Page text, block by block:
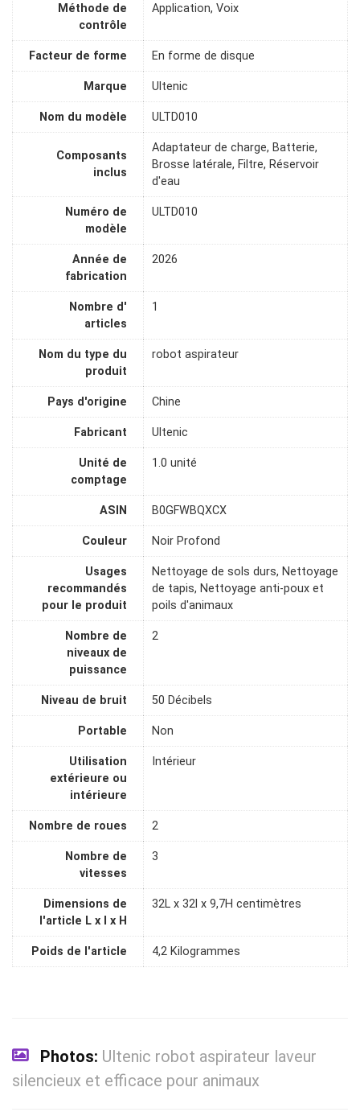
Méthode de
contrôle
Application, Voix
Facteur de forme En forme de disque
Marque Ultenic
Nom du modèle ULTD010
Composants
inclus
Adaptateur de charge, Batterie,
Brosse latérale, Filtre, Réservoir
d'eau
Numéro de
modèle
ULTD010
Année de
fabrication
2026
Nombre d'
articles
1
Nom du type du
produit
robot aspirateur
Pays d'origine Chine
Fabricant Ultenic
Unité de
comptage
1.0 unité
ASIN B0GFWBQXCX
Couleur Noir Profond
Usages
recommandés
pour le produit
Nettoyage de sols durs, Nettoyage
de tapis, Nettoyage anti-poux et
poils d'animaux
Nombre de
niveaux de
puissance
2
Niveau de bruit 50 Décibels
Portable Non
Utilisation
extérieure ou
intérieure
Intérieur
Nombre de roues 2
Nombre de
vitesses
3
Dimensions de
l'article L x l x H
32L x 32l x 9,7H centimètres
Poids de l'article 4,2 Kilogrammes
Photos: Ultenic robot aspirateur laveur
silencieux et efficace pour animaux